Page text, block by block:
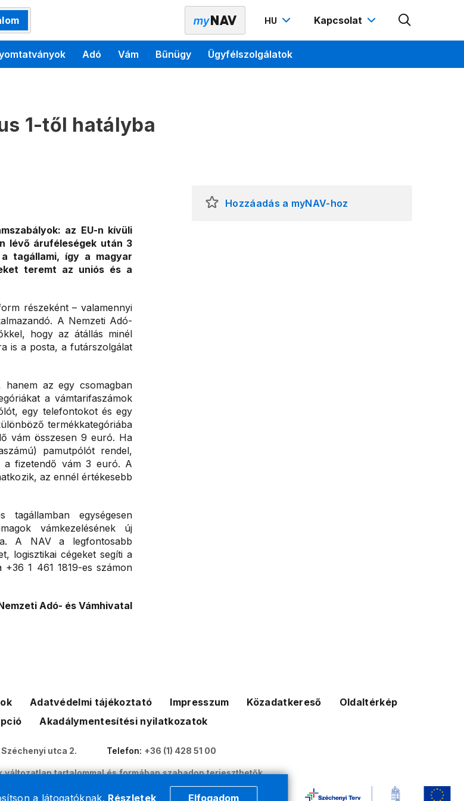
a látogatóknak. Részletek Elfogadom
HU Kapcsolat
Adó Vám Bűnügy Ügyfélszolgálatok
1-től hatályba
az EU-n kívüli
lévő áruféleségek után 3
tagállami, így a magyar
teremt az uniós és a
részeként – valamennyi
A Nemzeti Adó-
hogy az átállás minél
is a posta, a futárszolgálat
az egy csomagban
a vámtarifaszámok
egy telefontokot és egy
termékkategóriába
vám összesen 9 euró. Ha
pamutpólót rendel,
a fizetendő vám 3 euró. A
az ennél értékesebb
egységesen
vámkezelésének új
A NAV a legfontosabb
logisztikai cégeket segíti a
1 461 1819-es számon
Adó- és Vámhivatal
Hozzáadás a myNAV-hoz
Adatvédelmi tájékoztató Impresszum Közadatkereső
Oldaltérkép
Akadálymentesítési nyilatkozatok
utca 2. Telefon: +36 (1) 428 51 00
változatlan tartalommal és formában szabadon terjeszthetők.
Vámhivatal weboldalai szerzői jogvédelem alatt állnak.